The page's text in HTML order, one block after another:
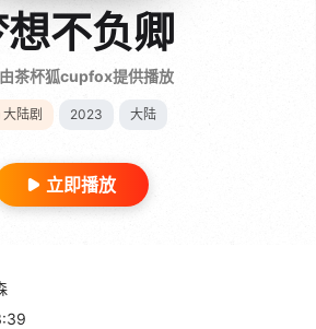
不负卿
茶杯狐cupfox提供播放
大陆剧 2023 大陆
立即播放